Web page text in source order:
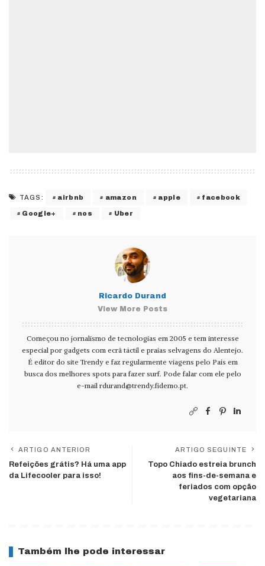
TAGS: airbnb amazon apple facebook
Google+ nos Uber
Ricardo Durand
View More Posts
Começou no jornalismo de tecnologias em 2005 e tem interesse
especial por gadgets com ecrã táctil e praias selvagens do Alentejo.
É editor do site Trendy e faz regularmente viagens pelo País em
busca dos melhores spots para fazer surf. Pode falar com ele pelo
e-mail rdurand@trendy.fidemo.pt.
ARTIGO ANTERIOR
Refeições grátis? Há uma app
da Lifecooler para isso!
ARTIGO SEGUINTE
Topo Chiado estreia brunch
aos fins-de-semana e
feriados com opção
vegetariana
Também lhe pode interessar